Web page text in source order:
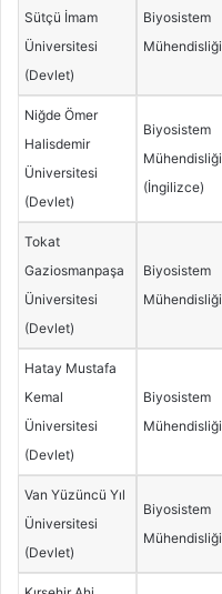
Sütçü İmam
Üniversitesi
(Devlet)
Biyosistem
Mühendisliği
Niğde Ömer
Halisdemir
Üniversitesi
(Devlet)
Biyosistem
Mühendisliği
(İngilizce)
Tokat
Gaziosmanpaşa
Üniversitesi
(Devlet)
Biyosistem
Mühendisliği
Hatay Mustafa
Kemal
Üniversitesi
(Devlet)
Biyosistem
Mühendisliği
Van Yüzüncü Yıl
Üniversitesi
(Devlet)
Biyosistem
Mühendisliği